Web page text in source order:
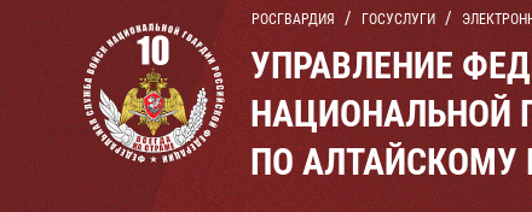
РОСГВАРДИЯ ГОСУСЛУГИ
УПРАВЛЕНИЕ
НАЦИОНАЛЬНОЙ
ПО АЛТАЙСКОМУ